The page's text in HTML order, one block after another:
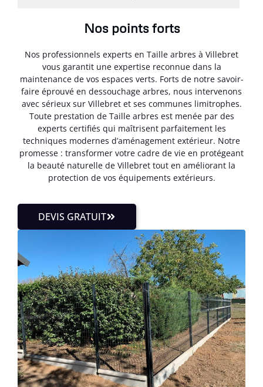
Nos points forts
Nos professionnels experts en Taille arbres à Villebret
vous garantit une expertise reconnue dans la
maintenance de vos espaces verts. Forts de notre savoir-
faire éprouvé en dessouchage arbres, nous intervenons
avec sérieux sur Villebret et ses communes limitrophes.
Toute prestation de Taille arbres est menée par des
experts certifiés qui maîtrisent parfaitement les
techniques modernes d’aménagement extérieur. Notre
promesse : transformer votre cadre de vie en protégeant
la beauté naturelle de Villebret tout en améliorant la
protection de vos équipements extérieurs.
DEVIS GRATUIT